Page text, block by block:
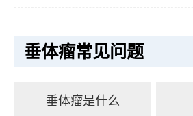
垂体瘤常见问题
垂体瘤是什么